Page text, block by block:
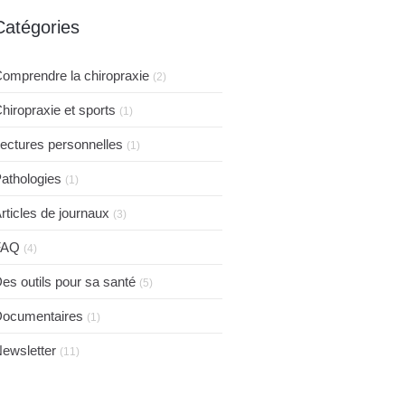
la chiropraxie (2)
et sports (1)
personnelles (1)
(1)
de journaux (3)
(4)
outils pour sa santé (5)
(1)
(11)